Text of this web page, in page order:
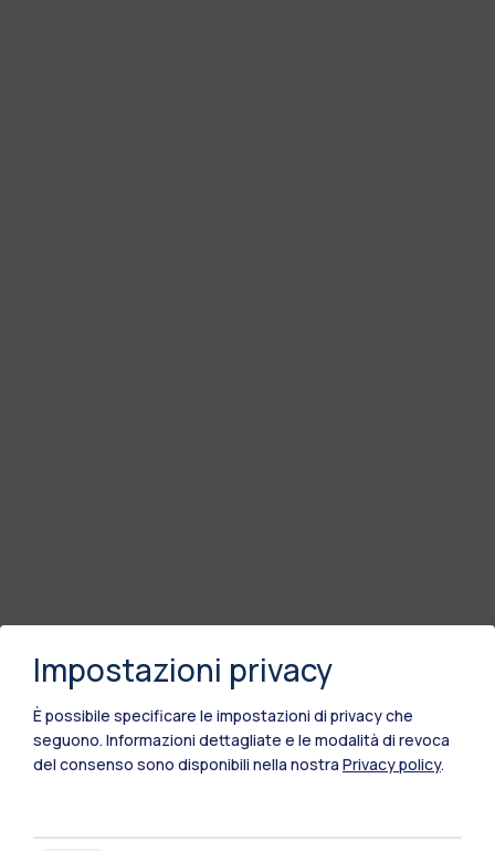
Impostazioni privacy
È possibile specificare le impostazioni di privacy che
seguono. Informazioni dettagliate e le modalità di revoca
del consenso sono disponibili nella nostra Privacy policy.